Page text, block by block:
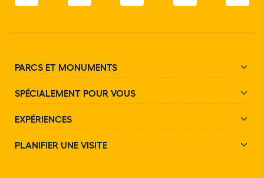
PARCS ET MONUMENTS
SPÉCIALEMENT POUR VOUS
EXPÉRIENCES
PLANIFIER UNE VISITE